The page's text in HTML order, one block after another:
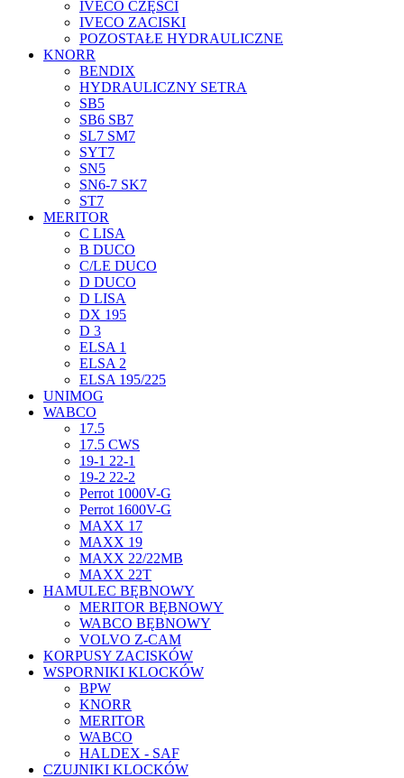
IVECO CZĘŚCI
IVECO ZACISKI
POZOSTAŁE HYDRAULICZNE
KNORR
BENDIX
HYDRAULICZNY SETRA
SB5
SB6 SB7
SL7 SM7
SYT7
SN5
SN6-7 SK7
ST7
MERITOR
C LISA
B DUCO
C/LE DUCO
D DUCO
D LISA
DX 195
D 3
ELSA 1
ELSA 2
ELSA 195/225
UNIMOG
WABCO
17.5
17.5 CWS
19-1 22-1
19-2 22-2
Perrot 1000V-G
Perrot 1600V-G
MAXX 17
MAXX 19
MAXX 22/22MB
MAXX 22T
HAMULEC BĘBNOWY
MERITOR BĘBNOWY
WABCO BĘBNOWY
VOLVO Z-CAM
KORPUSY ZACISKÓW
WSPORNIKI KLOCKÓW
BPW
KNORR
MERITOR
WABCO
HALDEX - SAF
CZUJNIKI KLOCKÓW